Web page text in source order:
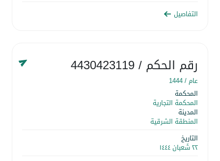
التفاصيل
رقم الحكم/ 4430423119
عام /1444
المحكمة
المحكمة التجارية
المدينة
المنطقة الشرقية
التاريخ
٢٢ شَعبان ١٤٤٤